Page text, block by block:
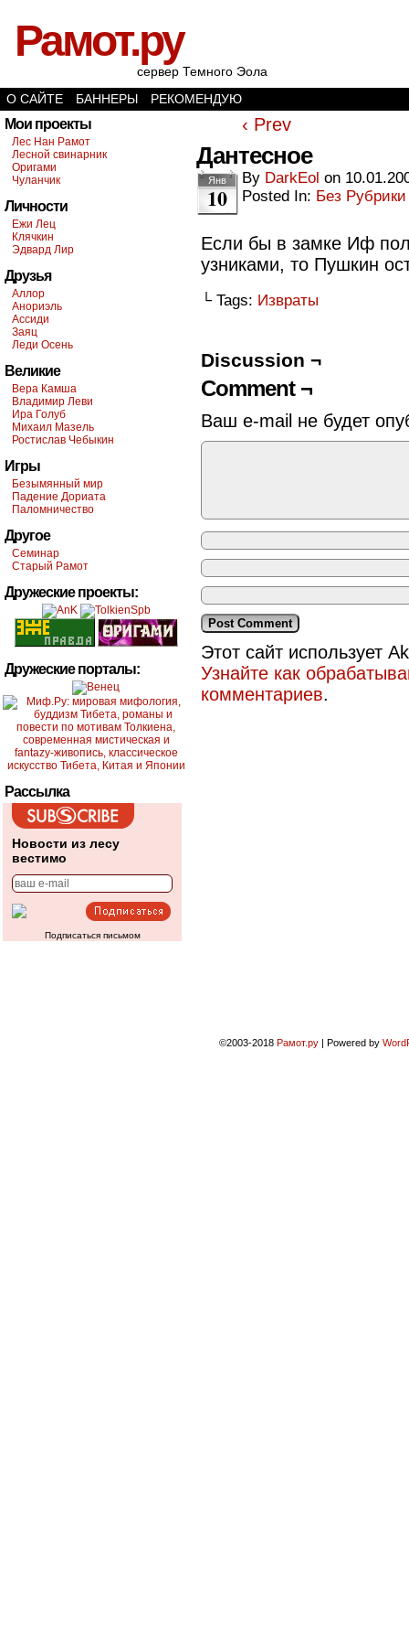
Рамот.ру
сервер Темного Эола
О САЙТЕ
БАННЕРЫ РЕКОМЕНДУЮ
Мои проекты
Лес Нан Рамот
Лесной свинарник
Оригами
Чуланчик
Личности
Ежи Лец
Клячкин
Эдвард Лир
Друзья
Аллор
Анориэль
Ассиди
Заяц
Леди Осень
Великие
Вера Камша
Владимир Леви
Ира Голуб
Михаил Мазель
Ростислав Чебыкин
Игры
Безымянный мир
Падение Дориата
Паломничество
Другое
Семинар
Старый Рамот
Дружеские проекты:
Дружеские порталы:
Рассылка
Новости из лесу
вестимо
Подписаться письмом
‹ Prev
Дантесное
Янв
10
By DarkEol on
Posted In: Без Рубрики
Если бы в замке Иф
узниками, то Пушкин
└ Tags: Извраты
Discussion ¬
Comment ¬
Ваш e-mail не будет
Этот сайт использует
Узнайте как
комментариев.
©2003-2018 Рамот.ру | Powered by